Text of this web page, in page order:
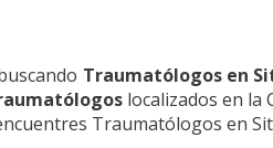
Traumatólogos en
localizados en la
Traumatólogos en